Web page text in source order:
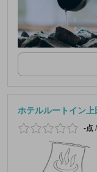
ホテルルートイン上
-点 /